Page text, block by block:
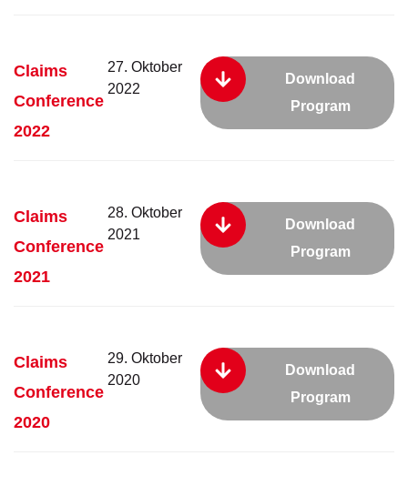
Claims
Conference
2022
27. Oktober
2022
Download
Program
Claims
Conference
2021
28. Oktober
2021
Download
Program
Claims
Conference
2020
29. Oktober
2020
Download
Program